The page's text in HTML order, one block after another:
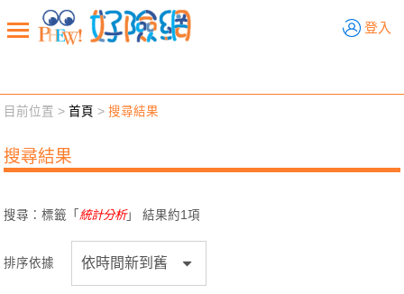
登入
新聞觀點 業務交流
退休先準備 好險學堂 輔銷工具 活動專區
目前位置 >首頁 >搜尋結果
搜尋結果
搜尋：標籤「統計分析」 結果約1項
排序依據